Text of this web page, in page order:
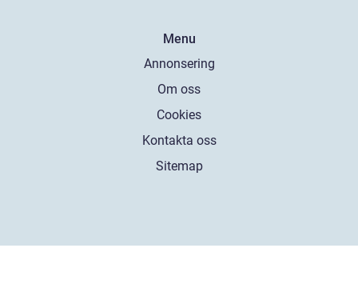
Menu
Annonsering
Om oss
Cookies
Kontakta oss
Sitemap